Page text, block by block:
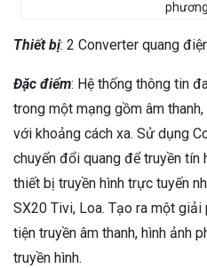
Thiết bị: 2 Converter quang
Đặc điểm: Hệ thống thông tin
trong một mạng gồm âm
với khoảng cách xa. Sử dụng
chuyển đổi quang để truyền
thiết bị truyền hình trực tuyến
SX20 Tivi, Loa. Tạo ra một
tiện truyền âm thanh, hình ảnh
truyền hình.